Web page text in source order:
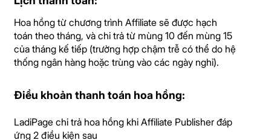
Hoa hồng từ chương trình Affiliate sẽ được hạch
toán theo tháng, và chi trả từ mùng 10 đến mùng 15
của tháng kế tiếp (trường hợp chậm trễ có thể do hệ
thống ngân hàng hoặc trùng vào các ngày nghỉ).
LadiPage chi trả hoa hồng khi Affiliate Publisher đáp
ứng 2 điều kiện sau
Điều khoản thanh toán hoa hồng: